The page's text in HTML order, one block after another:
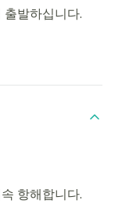
발하십니다.
항해합니다.